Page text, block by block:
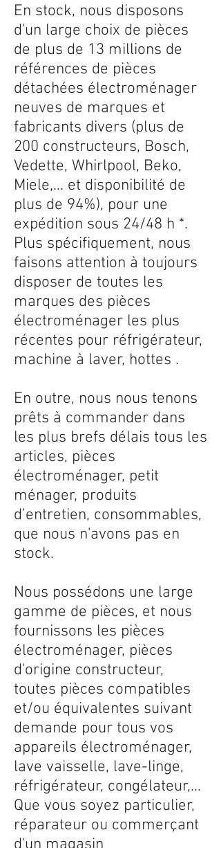
En stock, nous disposons
d'un large choix de pièces
de plus de 13 millions de
références de pièces
détachées électroménager
neuves de marques et
fabricants divers (plus de
200 constructeurs, Bosch,
Vedette, Whirlpool, Beko,
Miele,... et disponibilité de
plus de 94%), pour une
expédition sous 24/48 h *.
Plus spécifiquement, nous
faisons attention à toujours
disposer de toutes les
marques des pièces
électroménager les plus
récentes pour réfrigérateur,
machine à laver, hottes .
En outre, nous nous tenons
prêts à commander dans
les plus brefs délais tous les
articles, pièces
électroménager, petit
ménager, produits
d’entretien, consommables,
que nous n'avons pas en
stock.
Nous possédons une large
gamme de pièces, et nous
fournissons les pièces
électroménager, pièces
d'origine constructeur,
toutes pièces compatibles
et/ou équivalentes suivant
demande pour tous vos
appareils électroménager,
lave vaisselle, lave-linge,
réfrigérateur, congélateur,...
Que vous soyez particulier,
réparateur ou commerçant